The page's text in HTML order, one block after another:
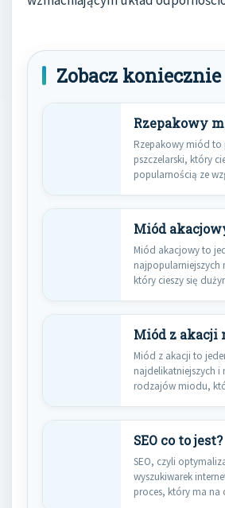
Zobacz koniecznie
Rzepakowy
Rzepakowy miód
pszczelarski, który
popularnością ze
Miód
Miód akacjowy to
który cieszy się
Miód z akacji
Miód z akacji to
najdelikatniejszych i
rodzajów miodu,
SEO co to jest?
SEO, czyli
wyszukiwarek
proces, który ma na